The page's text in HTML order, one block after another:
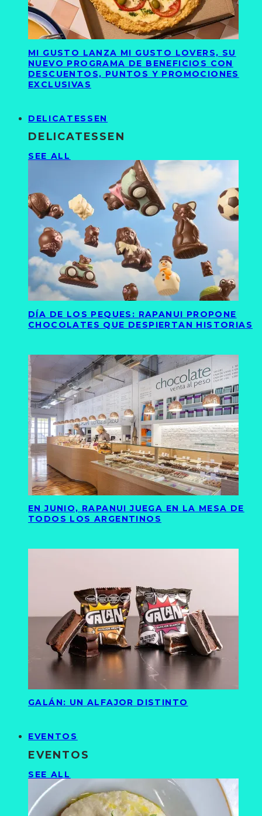
MI GUSTO LANZA MI GUSTO LOVERS, SU
NUEVO PROGRAMA DE BENEFICIOS CON
DESCUENTOS, PUNTOS Y PROMOCIONES
EXCLUSIVAS
DELICATESSEN
DELICATESSEN
SEE ALL
DÍA DE LOS PEQUES: RAPANUI PROPONE
CHOCOLATES QUE DESPIERTAN HISTORIAS
EN JUNIO, RAPANUI JUEGA EN LA MESA DE
TODOS LOS ARGENTINOS
GALÁN: UN ALFAJOR DISTINTO
EVENTOS
EVENTOS
SEE ALL